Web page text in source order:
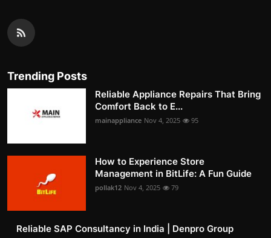
Trending Posts
Reliable Appliance Repairs That Bring
Comfort Back to E...
mainappliance Nov 4, 2025 95
How to Experience Store
Management in BitLife: A Fun Guide
pollak12 Nov 4, 2025 79
Reliable SAP Consultancy in India | Denpro Group